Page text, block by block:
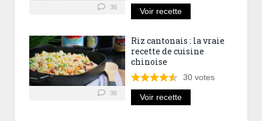
36 Voir recette
36
Riz cantonais : la vraie
recette de cuisine
chinoise
30 votes
Voir recette